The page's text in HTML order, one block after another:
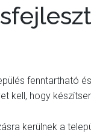
fenntartható
kell, hogy
kerülnek a